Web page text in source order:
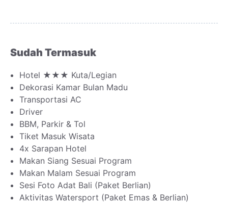
Sudah Termasuk
Hotel ★★★ Kuta/Legian
Dekorasi Kamar Bulan Madu
Transportasi AC
Driver
BBM, Parkir & Tol
Tiket Masuk Wisata
4x Sarapan Hotel
Makan Siang Sesuai Program
Makan Malam Sesuai Program
Sesi Foto Adat Bali (Paket Berlian)
Aktivitas Watersport (Paket Emas & Berlian)